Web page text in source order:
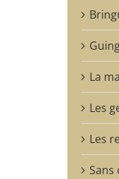
La
Les
Les
Sans